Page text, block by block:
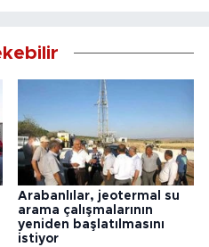
Arabanlılar, jeotermal su
arama çalışmalarının
yeniden başlatılmasını
istiyor